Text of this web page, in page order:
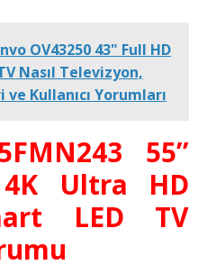
OV43250 43" Full HD
Nasıl Televizyon,
ve Kullanıcı Yorumları
55’’
Ultra HD
LED TV